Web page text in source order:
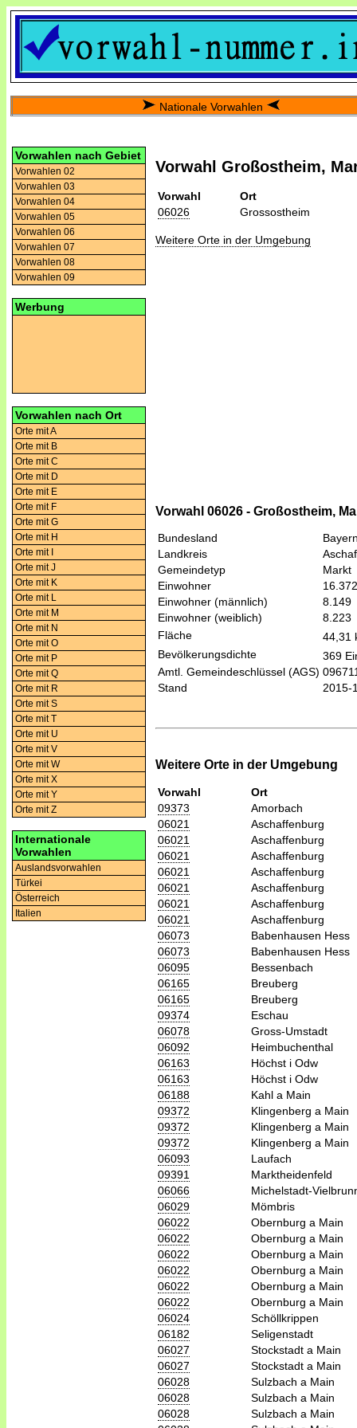
Nationale Vorwahlen
Vorwahlen nach Gebiet
Vorwahlen 02
Vorwahlen 03
Vorwahlen 04
Vorwahlen 05
Vorwahlen 06
Vorwahlen 07
Vorwahlen 08
Vorwahlen 09
Werbung
Vorwahlen nach Ort
Orte mit A
Orte mit B
Orte mit C
Orte mit D
Orte mit E
Orte mit F
Orte mit G
Orte mit H
Orte mit I
Orte mit J
Orte mit K
Orte mit L
Orte mit M
Orte mit N
Orte mit O
Orte mit P
Orte mit Q
Orte mit R
Orte mit S
Orte mit T
Orte mit U
Orte mit V
Orte mit W
Orte mit X
Orte mit Y
Orte mit Z
Internationale
Vorwahlen
Auslandsvorwahlen
Türkei
Österreich
Italien
Vorwahl Großostheim,
Vorwahl
Ort
06026
Grossostheim
Weitere Orte in der Umgebung
Vorwahl 06026 - Großostheim,
Bundesland
Landkreis
Gemeindetyp
Markt
Einwohner
16.372
Einwohner (männlich)
8.149
Einwohner (weiblich)
8.223
Fläche
44,31
Bevölkerungsdichte
369
Amtl. Gemeindeschlüssel (AGS)
Stand
2015-
Weitere Orte in der Umgebung
Vorwahl
Ort
09373
Amorbach
06021
Aschaffenburg
06021
Aschaffenburg
06021
Aschaffenburg
06021
Aschaffenburg
06021
Aschaffenburg
06021
Aschaffenburg
06021
Aschaffenburg
06073
Babenhausen Hess
06073
Babenhausen Hess
06095
Bessenbach
06165
Breuberg
06165
Breuberg
09374
Eschau
06078
Gross-Umstadt
06092
Heimbuchenthal
06163
Höchst i Odw
06163
Höchst i Odw
06188
Kahl a Main
09372
Klingenberg a Main
09372
Klingenberg a Main
09372
Klingenberg a Main
06093
Laufach
09391
Marktheidenfeld
06066
Michelstadt-
06029
Mömbris
06022
Obernburg a Main
06022
Obernburg a Main
06022
Obernburg a Main
06022
Obernburg a Main
06022
Obernburg a Main
06022
Obernburg a Main
06024
Schöllkrippen
06182
Seligenstadt
06027
Stockstadt a Main
06027
Stockstadt a Main
06028
Sulzbach a Main
06028
Sulzbach a Main
06028
Sulzbach a Main